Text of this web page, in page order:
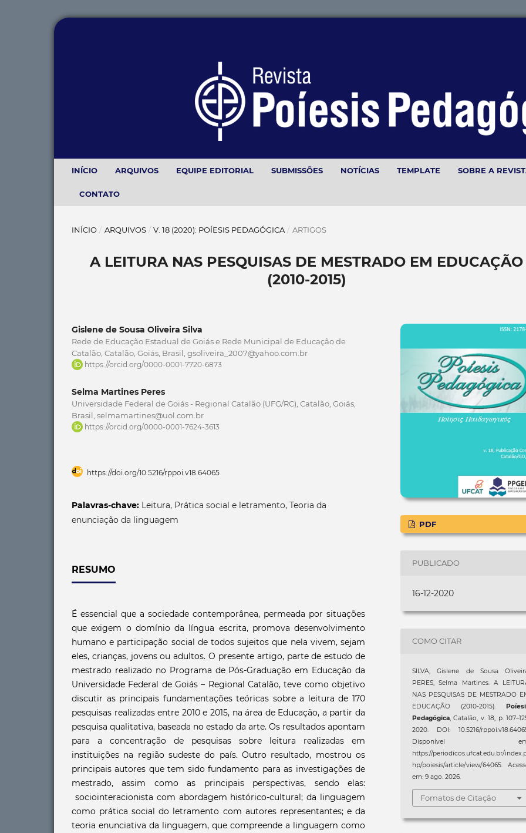
INÍCIO ARQUIVOS EQUIPE EDITORIAL SUBMISSÕES NOTÍCIAS TEMPLATE SOBRE A
CONTATO
INÍCIO / ARQUIVOS / V. 18 (2020): POÍESIS PEDAGÓGICA / ARTIGOS
A LEITURA NAS PESQUISAS DE MESTRADO EM EDUCAÇÃO
(2010-2015)
Gislene de Sousa Oliveira Silva
Rede de Educação Estadual de Goiás e Rede Municipal de Educação de
Catalão, Catalão, Goiás, Brasil, gsoliveira_2007@yahoo.com.br
https://orcid.org/0000-0001-7720-6873
Selma Martines Peres
Universidade Federal de Goiás - Regional Catalão (UFG/RC), Catalão, Goiás,
Brasil, selmamartines@uol.com.br
https://orcid.org/0000-0001-7624-3613
https://doi.org/10.5216/rppoi.v18.64065
Palavras-chave: Leitura, Prática social e letramento, Teoria da
enunciação da linguagem
RESUMO
É essencial que a sociedade contemporânea, permeada por situações
que exigem o domínio da língua escrita, promova desenvolvimento
humano e participação social de todos sujeitos que nela vivem, sejam
eles, crianças, jovens ou adultos. O presente artigo, parte de estudo de
mestrado realizado no Programa de Pós-Graduação em Educação da
Universidade Federal de Goiás – Regional Catalão, teve como objetivo
discutir as principais fundamentações teóricas sobre a leitura de 170
pesquisas realizadas entre 2010 e 2015, na área de Educação, a partir da
pesquisa qualitativa, baseada no estado da arte. Os resultados apontam
para a concentração de pesquisas sobre leitura realizadas em
instituições na região sudeste do país. Outro resultado, mostrou os
principais autores que tem sido fundamento para as investigações de
mestrado, assim como as principais perspectivas, sendo elas:
sociointeracionista com abordagem histórico-cultural; da linguagem
como prática social do letramento com autores representantes; e da
teoria enunciativa da linguagem, que compreende a linguagem como
PDF
PUBLICADO
16-12-2020
COMO CITAR
SILVA, Gislene de Sousa
PERES, Selma Martines. A
NAS PESQUISAS DE MESTRADO
EDUCAÇÃO (2010-2015).
Pedagógica, Catalão, v. 18, p.
2020. DOI: 10.5216/
Disponível
https://periodicos.ufcat.edu.br/
hp/poiesis/article/view/64065.
em: 9 ago. 2026.
Fomatos de Citação